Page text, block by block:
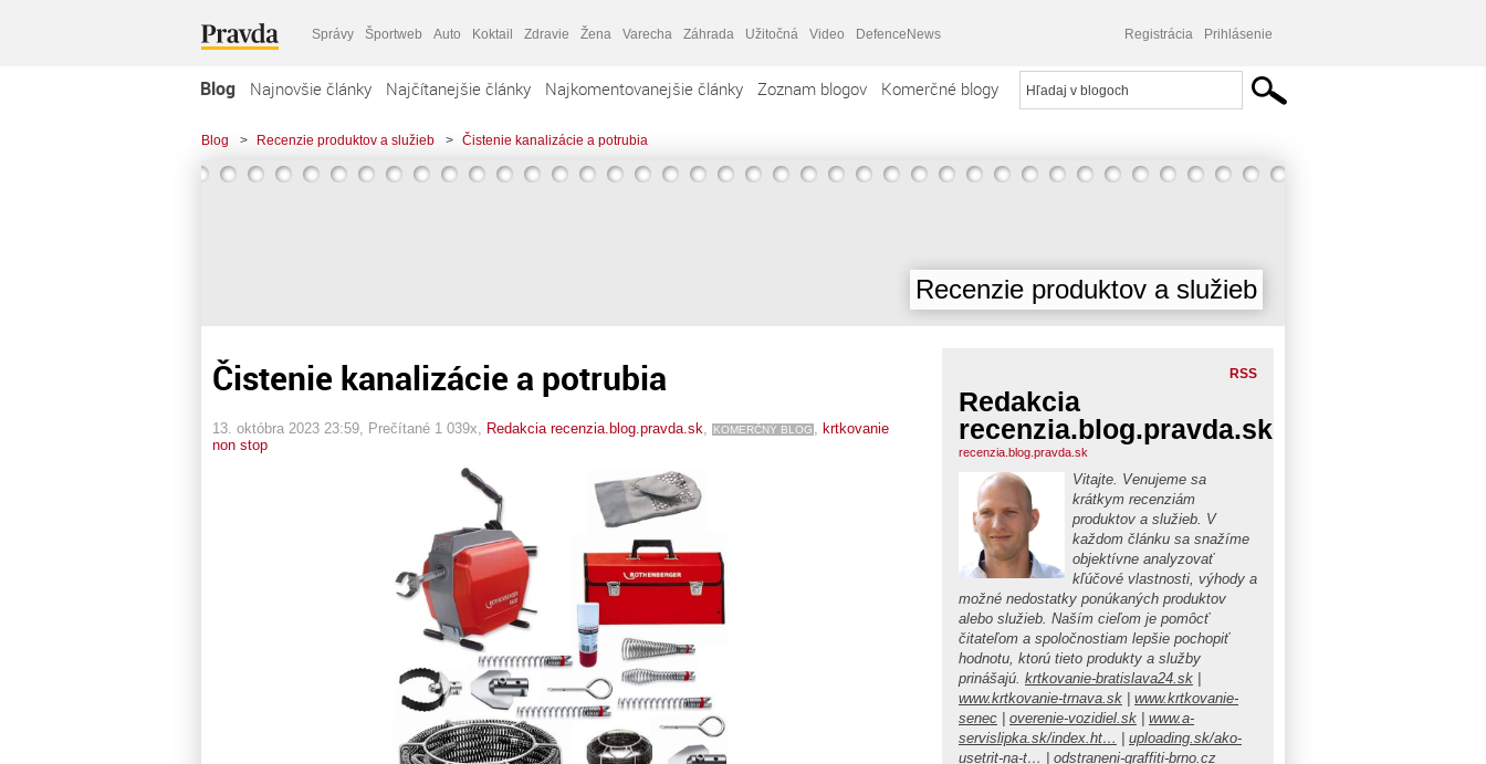
Správy Športweb Auto Koktail Zdravie Žena Varecha Záhrada Užitočná Video DefenceNews Registrácia Prihlásenie
Blog Najnovšie články Najčítanejšie články Najkomentovanejšie články Zoznam blogov Komerčné blogy
Blog > Recenzie produktov a služieb > Čistenie kanalizácie a potrubia
Recenzie produktov a služieb
Čistenie kanalizácie a potrubia
13. októbra 2023 23:59 , Prečítané 1 039x, Redakcia recenzia.blog.pravda.sk KOMERČNÝ BLOG
krtkovanie
non stop
RSS
Redakcia
recenzia.blog.pravda.sk
recenzia.blog.pravda.sk
Vitajte. Venujeme sa
krátkym recenziám
produktov a služieb. V
každom článku sa snažíme
objektívne analyzovať
kľúčové vlastnosti, výhody a
možné nedostatky ponúkaných produktov
alebo služieb. Naším cieľom je pomôcť
čitateľom a spoločnostiam lepšie pochopiť
hodnotu, ktorú tieto produkty a služby
prinášajú. krtkovanie-bratislava24.sk
www.krtkovanie-trnava.sk
www.krtkovanie-
senec
overenie-vozidiel.sk
www.a-
servislipka.sk/index.ht…
uploading.sk/ako-
usetrit-na-t…
odstraneni-graffiti-brno.cz